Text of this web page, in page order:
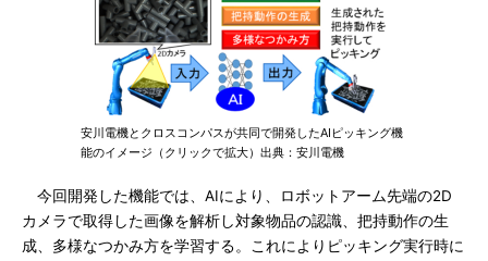
安川電機とクロスコンパスが共同で開発したAIピッキング機
能のイメージ（クリックで拡大）出典：安川電機
今回開発した機能では、AIにより、ロボットアーム先端の2D
カメラで取得した画像を解析し対象物品の認識、把持動作の生
成、多様なつかみ方を学習する。これによりピッキング実行時に